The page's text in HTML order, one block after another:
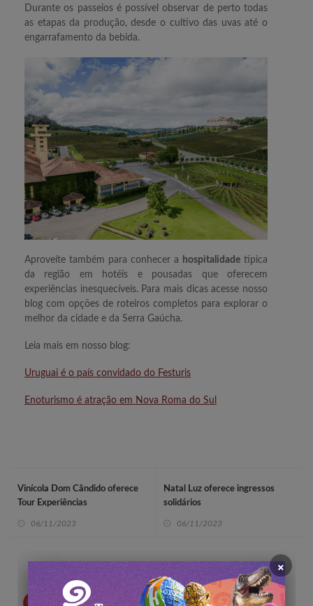
Durante os passeios é possível observar de perto todas
as etapas da produção, desde o cultivo das uvas até o
engarrafamento da bebida.
Aproveite também para conhecer a hospitalidade típica
da região em hotéis e pousadas que oferecem
experiências inesquecíveis. Para mais dicas acesse nosso
blog com opções de roteiros completos para explorar o
melhor da cidade e da Serra Gaúcha.
Leia mais em nosso blog:
Uruguai é o país convidado do Festuris
Enoturismo é atração em Nova Roma do Sul
Vinícola Dom Cândido oferece
Tour Experiências
06/11/2023
Natal Luz oferece ingressos
solidários
06/11/2023
×